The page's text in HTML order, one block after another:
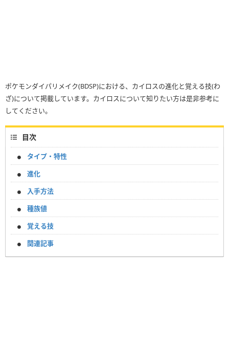
ポケモンダイパリメイク(BDSP)における、カイロスの進化と覚える技(わ
ざ)について掲載しています。カイロスについて知りたい方は是非参考に
してください。
目次
タイプ・特性
進化
入手方法
種族値
覚える技
関連記事